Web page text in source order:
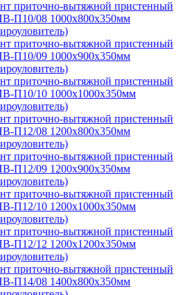
приточно-вытяжной пристенный
П10/08 1000х800х350мм
приточно-вытяжной пристенный
П10/09 1000х900х350мм
приточно-вытяжной пристенный
П10/10 1000х1000х350мм
приточно-вытяжной пристенный
П12/08 1200х800х350мм
приточно-вытяжной пристенный
П12/09 1200х900х350мм
приточно-вытяжной пристенный
П12/10 1200х1000х350мм
приточно-вытяжной пристенный
П12/12 1200х1200х350мм
приточно-вытяжной пристенный
П14/08 1400х800х350мм